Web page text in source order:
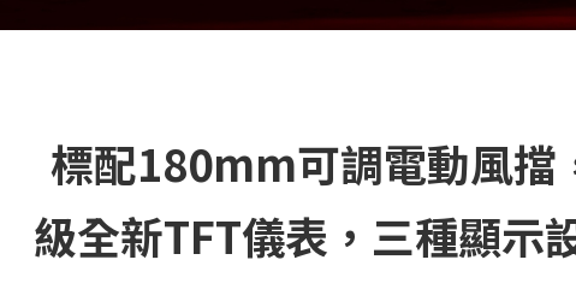
標配180mm可調電動風擋
級全新TFT儀表，三種顯示